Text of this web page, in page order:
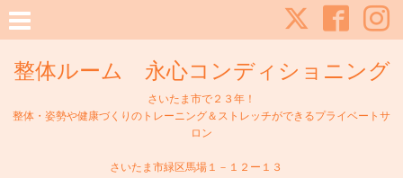
整体ルーム 永心コンディショニング
さいたま市で２３年！
整体・姿勢や健康づくりのトレーニング＆ストレッチができるプライベートサ
ロン
さいたま市緑区馬場１－１２ー１３